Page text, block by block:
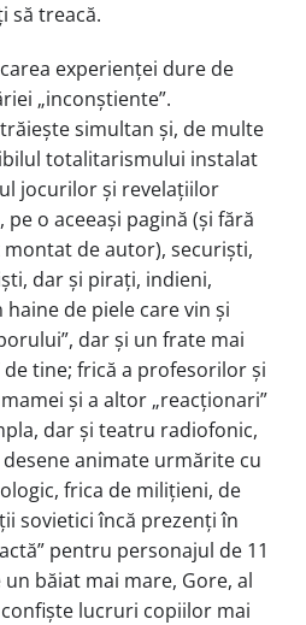
să treacă.
experienţei dure de
„inconştiente”.
simultan şi, de multe
totalitarismului instalat
jocurilor şi revelaţiilor
o aceeaşi pagină (şi fără
de autor), securişti,
dar şi piraţi, indieni,
de piele care vin şi
dar şi un frate mai
de tine; frică a profesorilor şi
şi a altor „reacţionari”
dar şi teatru radiofonic,
animate urmărite cu
frica de miliţieni, de
sovietici încă prezenţi în
pentru personajul de 11
băiat mai mare, Gore, al
lucruri copiilor mai